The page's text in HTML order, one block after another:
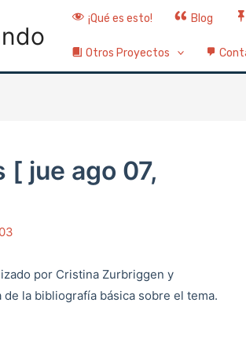
¡Qué es esto! Blog
Otros Proyectos
jue ago 07,
por Cristina Zurbriggen y
la bibliografía básica sobre el tema.